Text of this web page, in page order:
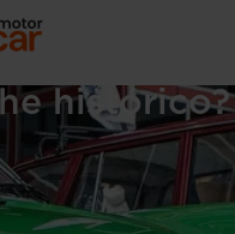
histórico?